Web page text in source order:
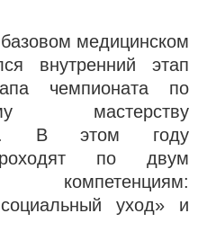
медицинском
внутренний этап
чемпионата по
мастерству
В этом году
по двум
компетенциям:
уход» и